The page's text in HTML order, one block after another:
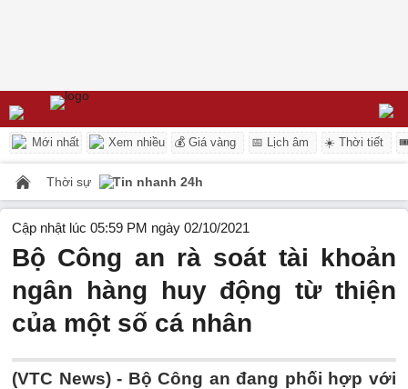
Mới nhất Xem nhiều 💰 Giá vàng 📅 Lịch âm ☀️ Thời tiết
Thời sự Tin nhanh 24h
Cập nhật lúc 05:59 PM ngày 02/10/2021
Bộ Công an rà soát tài khoản
ngân hàng huy động từ thiện
của một số cá nhân
(VTC News) - Bộ Công an đang phối hợp với